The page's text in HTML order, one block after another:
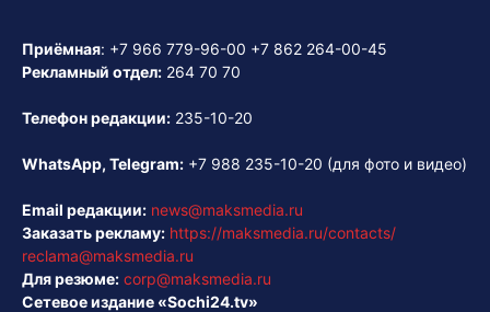
Приёмная: +7 966 779-96-00 +7 862 264-00-45
Рекламный отдел: 264 70 70
Телефон редакции: 235-10-20
WhatsApp, Telegram: +7 988 235-10-20 (для фото и видео)
Email редакции: news@maksmedia.ru
Заказать рекламу: https://maksmedia.ru/contacts/
reclama@maksmedia.ru
Для резюме: corp@maksmedia.ru
Сетевое издание «Sochi24.tv»